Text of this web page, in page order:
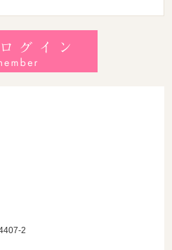
解説
男性が婚活で無双する3つの戦略！30代
2